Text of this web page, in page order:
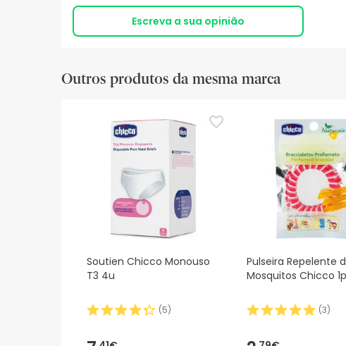
Escreva a sua opinião
Outros produtos da mesma marca
Soutien Chicco Monouso
T3 4u
(5)
Pulseira Repelente
Mosquitos Chicco
(3)